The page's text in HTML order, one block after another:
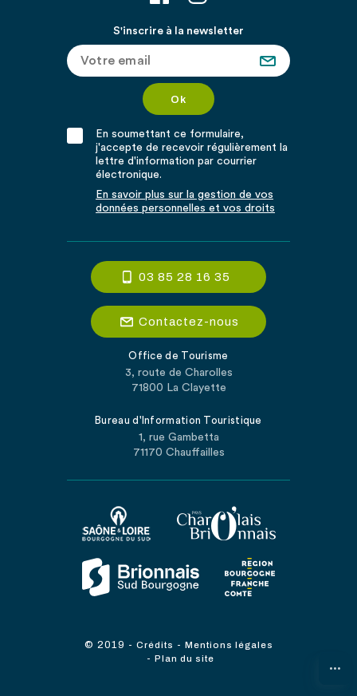
...
S'inscrire à la newsletter
En soumettant ce formulaire,
j'accepte de recevoir régulièrement la
lettre d'information par courrier
électronique.
En savoir plus sur la gestion de vos
données personnelles et vos droits
03 85 28 16 35
Contactez-nous
Office de Tourisme
3, route de Charolles
71800 La Clayette
Bureau d'Information Touristique
1, rue Gambetta
71170 Chauffailles
© 2019 - Crédits - Mentions légales
- Plan du site